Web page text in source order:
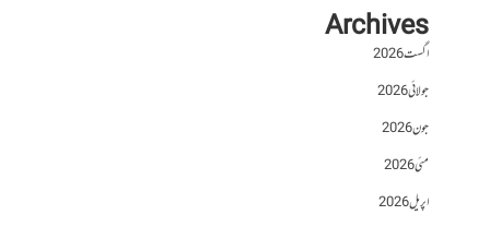
Archives
اگست 2026
جولائی 2026
جون 2026
مئی 2026
اپریل 2026